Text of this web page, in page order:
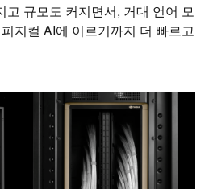
고 규모도 커지면서, 거대 언어 모
지컬 AI에 이르기까지 더 빠르고